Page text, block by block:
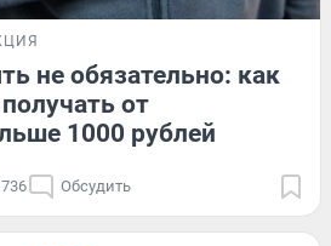
не обязательно: как
от
1000 рублей
Обсудить